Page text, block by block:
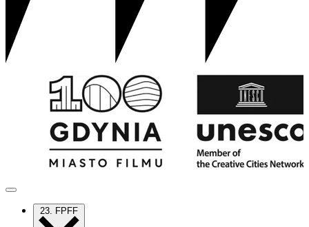
23. FPFF